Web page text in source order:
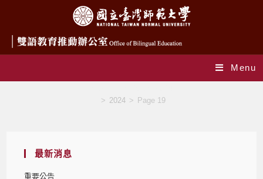
Menu
> 2024 > Page 19
最新消息
重要公告